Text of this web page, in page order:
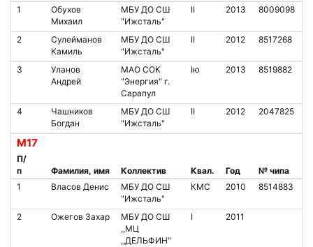
1
Обухов
Михаил
МБУ ДО СШ
"Ижсталь"
II 2013 8009098
2
Сулейманов
Камиль
МБУ ДО СШ
"Ижсталь"
II 2012 8517268
3
Уланов
Андрей
МАО СОК
"Энергия" г.
Сарапул
Iю 2013 8519882
4
Чашников
Богдан
МБУ ДО СШ
"Ижсталь"
II 2012 2047825
М17
П/
п
Фамилия, имя Коллектив Квал. Год
№ чипа
1
Власов Денис
МБУ ДО СШ
"Ижсталь"
КМС 2010 8514883
2 Ожегов Захар
МБУ ДО СШ
,,МЦ
,,ДЕЛЬФИН"
I 2011